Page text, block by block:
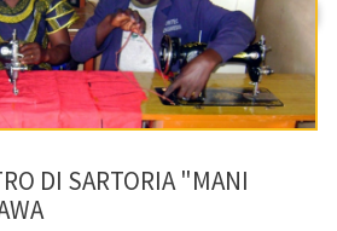
DI SARTORIA "MANI